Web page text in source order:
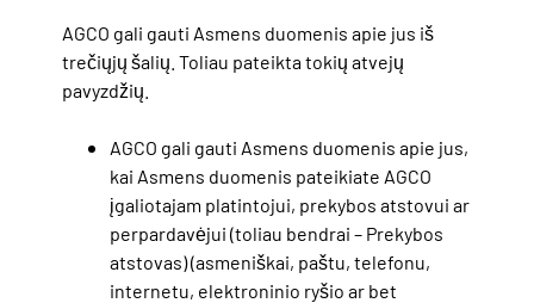
AGCO gali gauti Asmens duomenis apie jus iš
trečiųjų šalių. Toliau pateikta tokių atvejų
pavyzdžių.
AGCO gali gauti Asmens duomenis apie jus,
kai Asmens duomenis pateikiate AGCO
įgaliotajam platintojui, prekybos atstovui ar
perpardavėjui (toliau bendrai – Prekybos
atstovas) (asmeniškai, paštu, telefonu,
internetu, elektroninio ryšio ar bet